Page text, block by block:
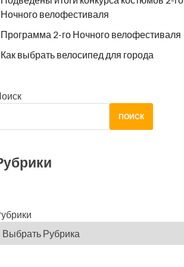
Ночного велофестиваля
Программа 2-го Ночного велофестиваля
Как выбрать велосипед для города
ПОИСК